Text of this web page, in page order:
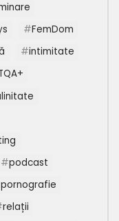
FemDom
intimitate
podcast
pornografie
relații